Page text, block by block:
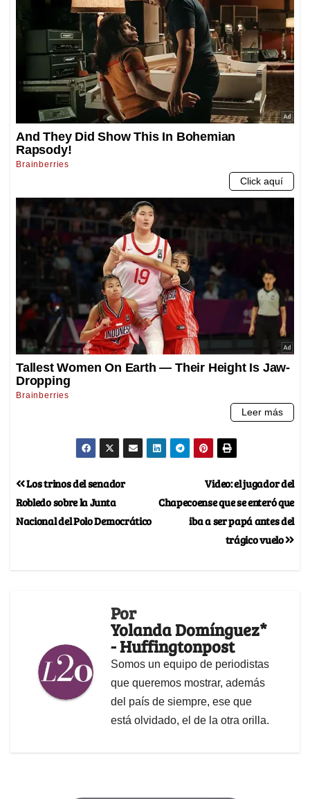
Video: el jugador del
Chapecoense que se enteró que
iba a ser papá antes del
trágico vuelo
Los trinos del senador
Robledo sobre la Junta
Nacional del Polo Democrático
Por
Yolanda Domínguez*
- Huffingtonpost
Somos un equipo de periodistas
que queremos mostrar, además
del país de siempre, ese que
está olvidado, el de la otra orilla.